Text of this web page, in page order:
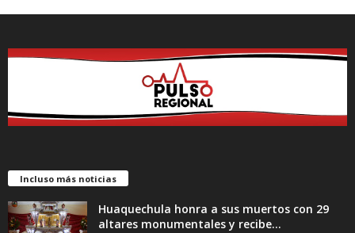
Incluso más noticias
Huaquechula honra a sus muertos con 29
altares monumentales y recibe...